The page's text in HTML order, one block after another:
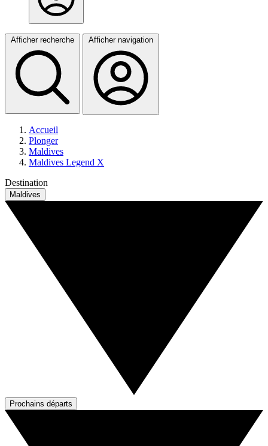
Afficher recherche Afficher navigation
Accueil
Plonger
Maldives
Maldives Legend X
Destination
Maldives
Prochains départs